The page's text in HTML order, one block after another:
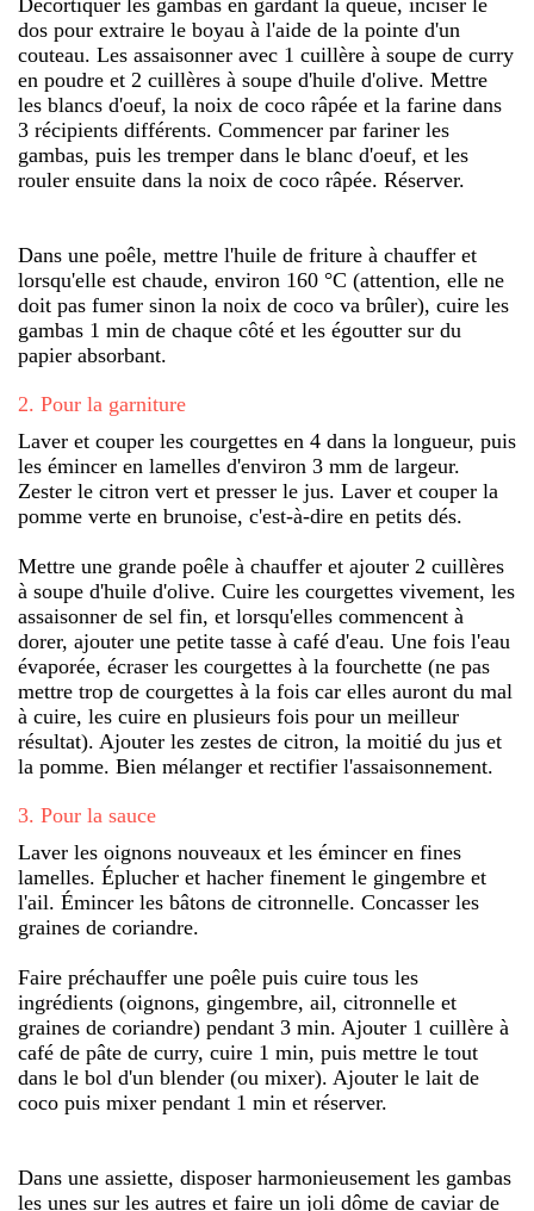
dos pour extraire le boyau à l'aide de la pointe d'un
couteau. Les assaisonner avec 1 cuillère à soupe de curry
en poudre et 2 cuillères à soupe d'huile d'olive. Mettre
les blancs d'oeuf, la noix de coco râpée et la farine dans
3 récipients différents. Commencer par fariner les
gambas, puis les tremper dans le blanc d'oeuf, et les
rouler ensuite dans la noix de coco râpée. Réserver.
Dans une poêle, mettre l'huile de friture à chauffer et
lorsqu'elle est chaude, environ 160 °C (attention, elle ne
doit pas fumer sinon la noix de coco va brûler), cuire les
gambas 1 min de chaque côté et les égoutter sur du
papier absorbant.
2. Pour la garniture
Laver et couper les courgettes en 4 dans la longueur, puis
les émincer en lamelles d'environ 3 mm de largeur.
Zester le citron vert et presser le jus. Laver et couper la
pomme verte en brunoise, c'est-à-dire en petits dés.
Mettre une grande poêle à chauffer et ajouter 2 cuillères
à soupe d'huile d'olive. Cuire les courgettes vivement, les
assaisonner de sel fin, et lorsqu'elles commencent à
dorer, ajouter une petite tasse à café d'eau. Une fois l'eau
évaporée, écraser les courgettes à la fourchette (ne pas
mettre trop de courgettes à la fois car elles auront du mal
à cuire, les cuire en plusieurs fois pour un meilleur
résultat). Ajouter les zestes de citron, la moitié du jus et
la pomme. Bien mélanger et rectifier l'assaisonnement.
3. Pour la sauce
Laver les oignons nouveaux et les émincer en fines
lamelles. Éplucher et hacher finement le gingembre et
l'ail. Émincer les bâtons de citronnelle. Concasser les
graines de coriandre.
Faire préchauffer une poêle puis cuire tous les
ingrédients (oignons, gingembre, ail, citronnelle et
graines de coriandre) pendant 3 min. Ajouter 1 cuillère à
café de pâte de curry, cuire 1 min, puis mettre le tout
dans le bol d'un blender (ou mixer). Ajouter le lait de
coco puis mixer pendant 1 min et réserver.
Dans une assiette, disposer harmonieusement les gambas
les unes sur les autres et faire un joli dôme de caviar de